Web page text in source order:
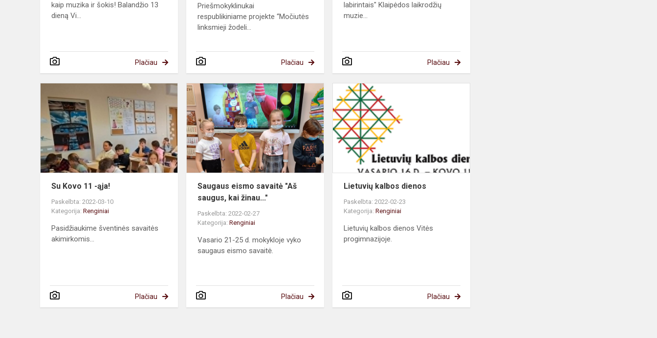
kaip muzika ir šokis! Balandžio 13
dieną Vi...
Plačiau
Priešmokyklinukai
respublikiniame projekte “Močiutės
linksmieji žodeli...
Plačiau
labirintais" Klaipėdos laikrodžių
muzie...
Plačiau
Su
Kovo
11
-ąja!
Su Kovo 11 -ąja!
Paskelbta: 2022-03-10
Kategorija: Renginiai
Pasidžiaukime šventinės savaitės
akimirkomis...
Plačiau
Saugaus
eismo
savaitė
"Aš
saugus,
kai
žinau..."
Saugaus eismo savaitė "Aš
saugus, kai žinau..."
Paskelbta: 2022-02-27
Kategorija:Renginiai
Vasario 21-25 d. mokykloje vyko
saugaus eismo savaitė.
Plačiau
Lietuvių kalbos dienos
Paskelbta: 2022-02-23
Kategorija:Renginiai
Lietuvių kalbos dienos Vitės
progimnazijoje.
Plačiau